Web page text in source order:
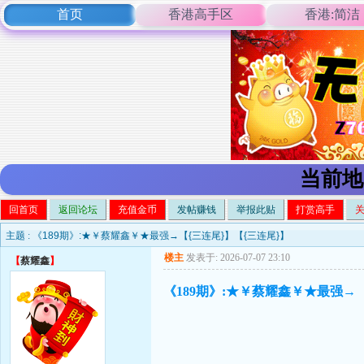
首页 香港高手区 香港:简洁
当前
回首页 返回论坛 充值金币 发帖赚钱 举报此贴 打赏高手
主题 : 《189期》:★￥蔡耀鑫￥★最强→【{三连尾}】【{三连尾}】
【蔡耀鑫】 楼主 发表于: 2026-07-07 23:10
《189期》:★￥蔡耀鑫￥★最强→